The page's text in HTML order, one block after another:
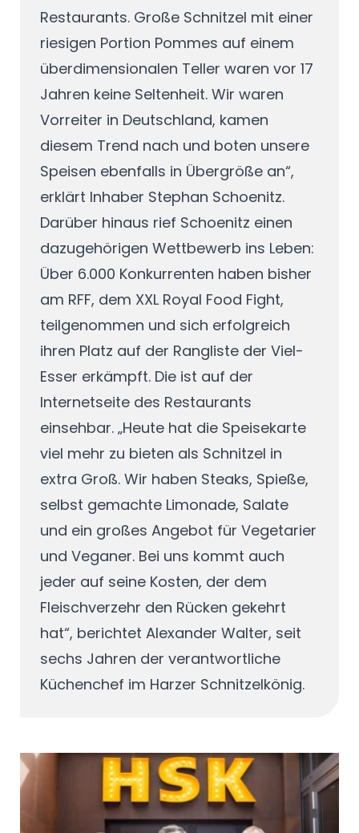
Restaurants. Große Schnitzel mit einer
riesigen Portion Pommes auf einem
überdimensionalen Teller waren vor 17
Jahren keine Seltenheit. Wir waren
Vorreiter in Deutschland, kamen
diesem Trend nach und boten unsere
Speisen ebenfalls in Übergröße an“,
erklärt Inhaber Stephan Schoenitz.
Darüber hinaus rief Schoenitz einen
dazugehörigen Wettbewerb ins Leben:
Über 6.000 Konkurrenten haben bisher
am RFF, dem XXL Royal Food Fight,
teilgenommen und sich erfolgreich
ihren Platz auf der Rangliste der Viel-
Esser erkämpft. Die ist auf der
Internetseite des Restaurants
einsehbar. „Heute hat die Speisekarte
viel mehr zu bieten als Schnitzel in
extra Groß. Wir haben Steaks, Spieße,
selbst gemachte Limonade, Salate
und ein großes Angebot für Vegetarier
und Veganer. Bei uns kommt auch
jeder auf seine Kosten, der dem
Fleischverzehr den Rücken gekehrt
hat“, berichtet Alexander Walter, seit
sechs Jahren der verantwortliche
Küchenchef im Harzer Schnitzelkönig.